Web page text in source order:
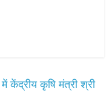
केंद्रीय कृषि मंत्री श्री